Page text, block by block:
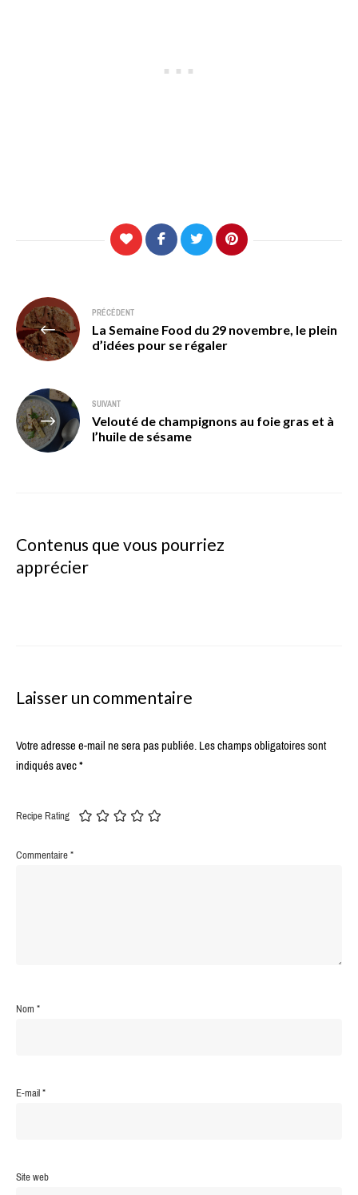
Navigation
de
l’article
PRÉCÉDENT
La Semaine Food du 29 novembre, le plein
d’idées pour se régaler
SUIVANT
Velouté de champignons au foie gras et à
l’huile de sésame
Contenus que vous pourriez
apprécier
Laisser un commentaire
Votre adresse e-mail ne sera pas publiée.Les champs obligatoires sont
indiqués avec*
Recipe Rating
Commentaire*
Nom*
E-mail*
Site web